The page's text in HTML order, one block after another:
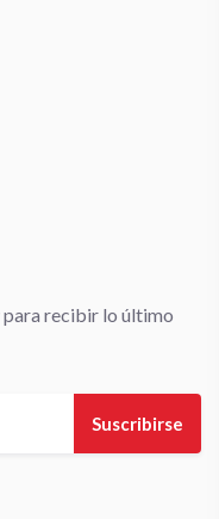
recibir lo último
Suscribirse